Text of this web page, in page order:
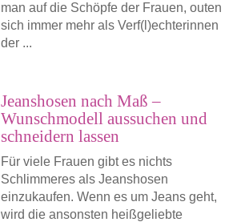
man auf die Schöpfe der Frauen, outen
sich immer mehr als Verf(l)echterinnen
der ...
Jeanshosen nach Maß –
Wunschmodell aussuchen und
schneidern lassen
Für viele Frauen gibt es nichts
Schlimmeres als Jeanshosen
einzukaufen. Wenn es um Jeans geht,
wird die ansonsten heißgeliebte